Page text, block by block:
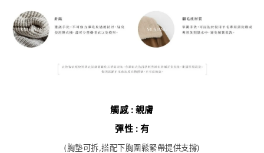
觸感 : 親膚
彈性 : 有
(胸墊可拆,搭配下胸圍鬆緊帶提供支撐)